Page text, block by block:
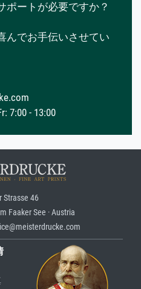
ポートが必要ですか？
んでお手伝いさせてい
7:00 - 13:00
Strasse 46
Faaker See · Austria